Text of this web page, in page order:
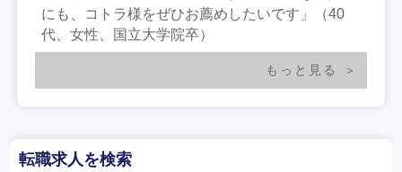
にも、コトラ様をぜひお薦めしたいです」（40
代、女性、国立大学院卒）
もっと見る
転職求人を検索